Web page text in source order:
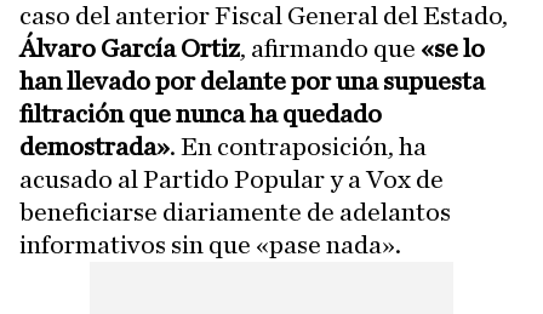
caso del anterior Fiscal General del Estado,
Álvaro García Ortiz, afirmando que «se lo
han llevado por delante por una supuesta
filtración que nunca ha quedado
demostrada». En contraposición, ha
acusado al Partido Popular y a Vox de
beneficiarse diariamente de adelantos
informativos sin que «pase nada».